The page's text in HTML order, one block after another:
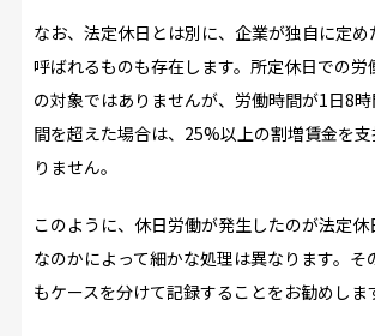
なお、法定休日とは別に、企業が独自に定め
呼ばれるものも存在します。所定休日での労
の対象ではありませんが、労働時間が1日8
間を超えた場合は、25%以上の割増賃金を
りません。
このように、休日労働が発生したのが法定休
なのかによって細かな処理は異なります。そ
もケースを分けて記録することをお勧めしま